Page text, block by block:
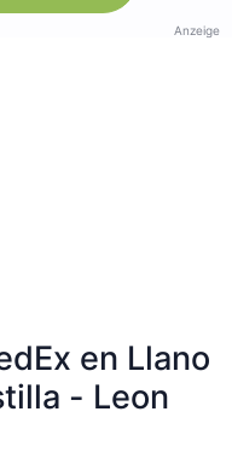
Anzeige
en Llano
- Leon